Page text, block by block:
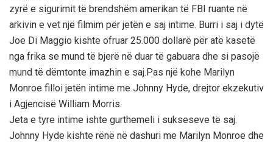
zyrё e sigurimit tё brendshёm amerikan tё FBI ruante nё
arkivin e vet njё filmim pёr jetёn e saj intime. Burri i saj i dytё
Joe Di Maggio kishte ofruar 25.000 dollarё pёr atё kasetё
nga frika se mund tё bjerё nё duar tё gabuara dhe si pasojё
mund tё dёmtonte imazhin e saj.Pas njё kohe Marilyn
Monroe filloi jetёn intime me Johnny Hyde, drejtor ekzekutiv
i Agjencisё William Morris.
Jeta e tyre intime ishte gurthemeli i sukseseve tё saj.
Johnny Hyde kishte rёnё nё dashuri me Marilyn Monroe dhe